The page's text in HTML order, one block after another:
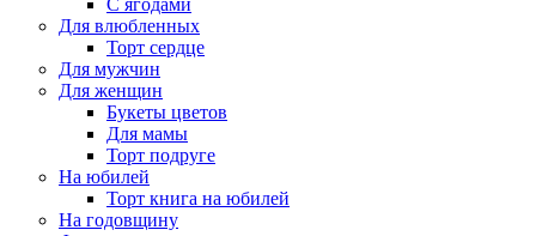
С ягодами
Для влюбленных
Торт сердце
Для мужчин
Для женщин
Букеты цветов
Для мамы
Торт подруге
На юбилей
Торт книга на юбилей
На годовщину